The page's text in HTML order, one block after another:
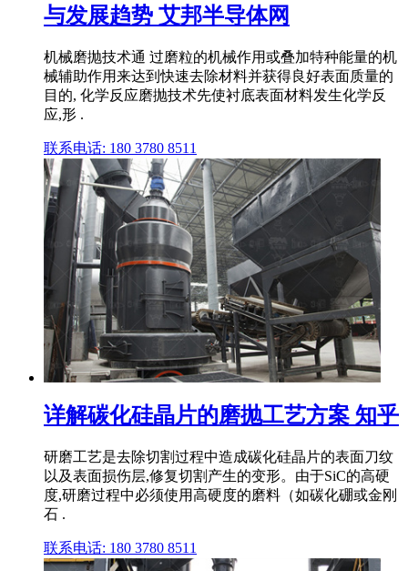
与发展趋势 艾邦半导体网
机械磨抛技术通 过磨粒的机械作用或叠加特种能量的机
械辅助作用来达到快速去除材料并获得良好表面质量的
目的, 化学反应磨抛技术先使衬底表面材料发生化学反
应,形 .
联系电话: 180 3780 8511
详解碳化硅晶片的磨抛工艺方案 知乎
研磨工艺是去除切割过程中造成碳化硅晶片的表面刀纹
以及表面损伤层,修复切割产生的变形。由于SiC的高硬
度,研磨过程中必须使用高硬度的磨料（如碳化硼或金刚
石 .
联系电话: 180 3780 8511